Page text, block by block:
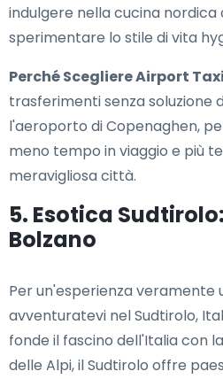
indulgere nella cucina nordica
sperimentare lo stile di vita
Perché Scegliere Airport
trasferimenti senza soluzione
l'aeroporto di Copenaghen,
meno tempo in viaggio e più
meravigliosa città.
5. Esotica
Bolzano
Per un'esperienza veramente
avventuratevi nel Sudtirolo,
fonde il fascino dell'Italia con
delle Alpi, il Sudtirolo offre